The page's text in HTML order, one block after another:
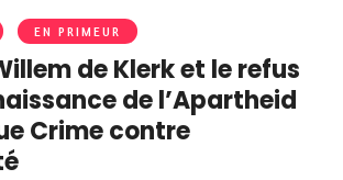
EN PRIMEUR
de Klerk et le refus
de l’Apartheid
Crime contre